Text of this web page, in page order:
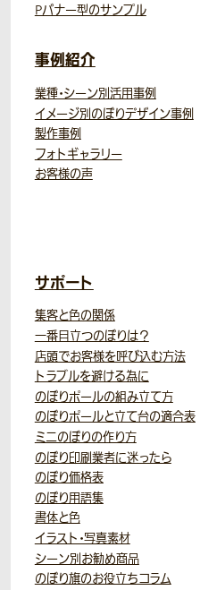
Pバナー型のサンプル
事例紹介
業種・シーン別活用事例
イメージ別のぼりデザイン事例
製作事例
フォトギャラリー
お客様の声
サポート
集客と色の関係
一番目立つのぼりは？
店頭でお客様を呼び込む方法
トラブルを避ける為に
のぼりポールの組み立て方
のぼりポールと立て台の適合表
ミニのぼりの作り方
のぼり印刷業者に迷ったら
のぼり価格表
のぼり用語集
書体と色
イラスト・写真素材
シーン別お勧め商品
のぼり旗のお役立ちコラム